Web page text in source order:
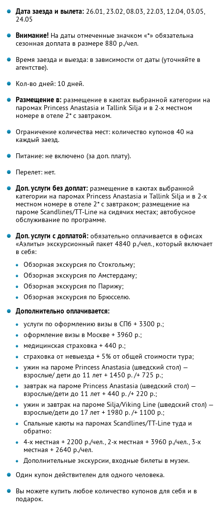
Дата заезда и вылета: 26.01, 23.02, 08.03, 22.03, 12.04, 03.05,
24.05
Внимание! На даты отмеченные значком «*» обязательна
сезонная доплата в размере 880 р./чел.
Время заезда и выезда: в зависимости от даты (уточняйте в
агентстве).
Кол-во дней: 10 дней.
Размещение в: размещение в каютах выбранной категории на
паромах Princess Anastasia и Tallink Silja и в 2-х местном
номере в отеле 2* с завтраком.
Ограничение количества мест: количество купонов 40 на
каждый заезд.
Питание: не включено (за доп. плату).
Перелет: нет.
Доп. услуги без доплат: размещение в каютах выбранной
категории на паромах Princess Anastasia и Tallink Silja и в 2-х
местном номере в отеле 2* с завтраком; размещение на
пароме Scandlines/TT-Line на сидячих местах; автобусное
обслуживание по программе.
Доп. услуги с доплатой: обязательно оплачивается в офисах
«Аэлиты» экскурсионный пакет 4840 р./чел., который включает
в себя:
Обзорная экскурсия по Стокгольму;
Обзорная экскурсия по Амстердаму;
Обзорная экскурсия по Парижу;
Обзорная экскурсия по Брюсселю.
Дополнительно оплачивается:
услуги по оформлению визы в СПб + 3300 р.;
оформление визы в Москве + 3960 р.;
медицинская страховка + 440 р.;
страховка от невыезда + 5% от общей стоимости тура;
ужин на пароме Princess Anastasia (шведский стол) —
взрослые/ дети до 11 лет + 1450 р. /+ 725 р.;
завтрак на пароме Princess Anastasia (шведский стол) —
взрослые/дети до 11 лет + 440 р. /+ 220 р.;
ужин и завтрак на пароме Silja/Viking Line (шведский стол) —
взрослые/дети до 17 лет + 1980 р. /+ 1100 р.;
Спальные каюты на паромах Scandlines/TT-Line туда и
обратно:
4-х местная + 2200 р./чел., 2-х местная + 3960 р./чел., 3-х
местная + 2640 р./чел.
Дополнительные экскурсии, входные билеты в музеи.
Один купон действителен для одного человека.
Вы можете купить любое количество купонов для себя и в
подарок.